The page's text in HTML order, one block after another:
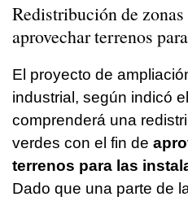
Redistribución de zonas
aprovechar terrenos
El proyecto de
industrial, según indicó
comprenderá una
verdes con el fin de
terrenos para las
Dado que una parte de